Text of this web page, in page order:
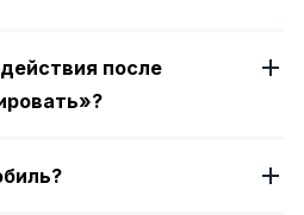
после